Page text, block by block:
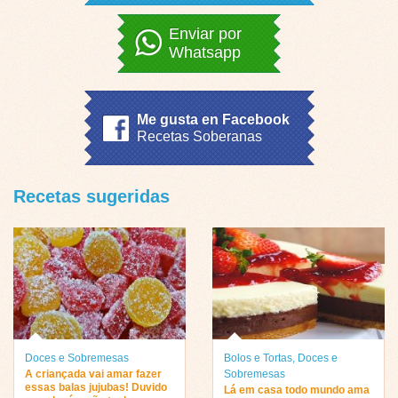
Enviar por
Whatsapp
Me gusta en Facebook
Recetas Soberanas
Recetas sugeridas
Doces e Sobremesas
A criançada vai amar fazer
essas balas jujubas! Duvido
Bolos e Tortas, Doces e
Sobremesas
Lá em casa todo mundo ama